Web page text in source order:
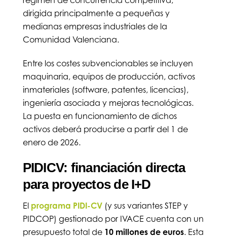
dirigida principalmente a pequeñas y
medianas empresas industriales de la
Comunidad Valenciana.
Entre los costes subvencionables se incluyen
maquinaria, equipos de producción, activos
inmateriales (software, patentes, licencias),
ingeniería asociada y mejoras tecnológicas.
La puesta en funcionamiento de dichos
activos deberá producirse a partir del 1 de
enero de 2026.
PIDICV: financiación directa
para proyectos de I+D
El programa PIDI-CV(y sus variantes STEP y
PIDCOP) gestionado por IVACE cuenta con un
presupuesto total de 10 millones de euros. Esta